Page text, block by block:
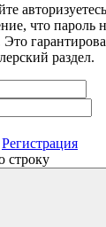
что пароль
Это
раздел.
Регистрация
строку